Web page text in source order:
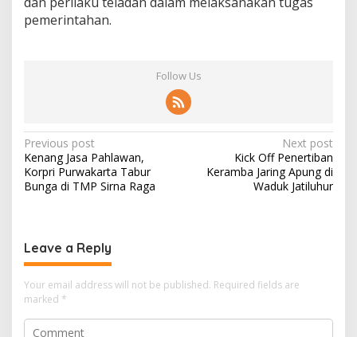
pemerintahan.
Follow Us
Post
navigation
Previous post
Kenang Jasa Pahlawan,
Korpri Purwakarta Tabur
Bunga di TMP Sirna Raga
Next post
Kick Off Penertiban
Keramba Jaring Apung di
Waduk Jatiluhur
Leave a Reply
Your email address will not be published. Required fields are
marked *